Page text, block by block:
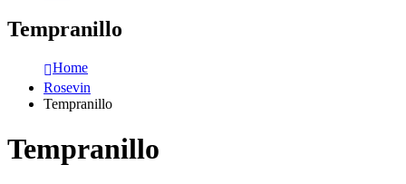
Tempranillo
Home
Rosevin
Tempranillo
Tempranillo